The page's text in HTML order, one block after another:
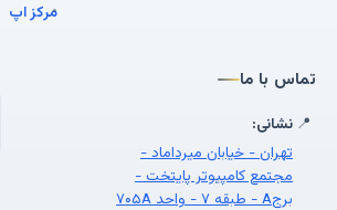
مرکز اپ
تماس با ما
📍 نشانی:
تهران - خیابان میرداماد -
مجتمع کامپیوتر پایتخت -
برجA - طبقه ۷ - واحد ۷۰۵A